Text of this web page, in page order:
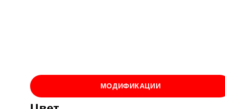
МОДИФИКАЦИИ